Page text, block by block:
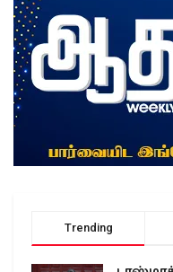
Trending